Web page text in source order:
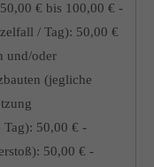
€ bis 100,00 € -
/ Tag): 50,00 €
und/oder
(jegliche
50,00 € -
50,00 € -